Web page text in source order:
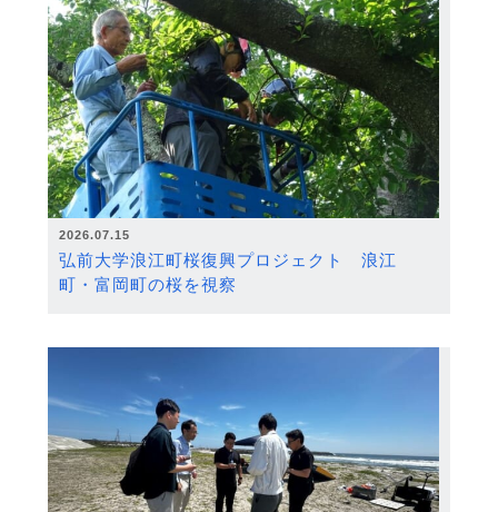
2026.07.15
弘前大学浪江町桜復興プロジェクト 浪江
町・富岡町の桜を視察